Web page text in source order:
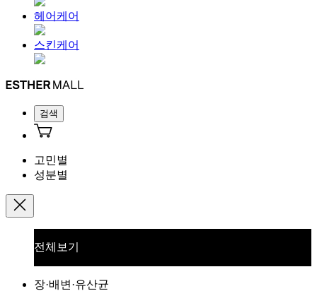
헤어케어
스킨케어
검색
고민별
성분별
전체보기
장·배변·유산균